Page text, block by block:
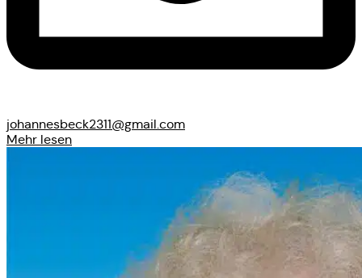
johannesbeck2311@gmail.com
Mehr lesen